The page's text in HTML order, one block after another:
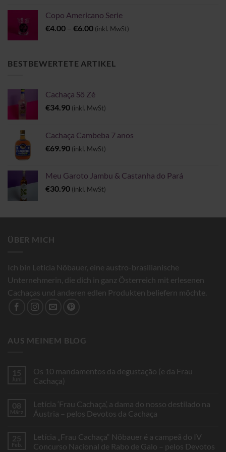
Copo Americano Serie
€4.00 – €6.00Preisspanne:
€6.00
(inkl. MwSt)
BESTBEWERTETE ARTIKEL
Cachaça Sô Zé
€34.90 (inkl. MwSt)
Cachaça Cambeba 7 anos
€69.90 (inkl. MwSt)
Meu Garoto Jambu & Castanha do Pará
€30.90 (inkl. MwSt)
ÜBER MICH
Ich bin Leticia Nöbauer, eine austro-brasilianische
Unternehmerin, die dich in ganz Österreich mit erlesenen
Cachaças und anderen edlen Produkten beliefern möchte.
AUS MEINEM BLOG
15
Juni
Os 10 mandamentos da degustação (e da Frau
Cachaça)
Os
10
degustação
(e
da
08
März
Letícia ‘Frau Cachaça’, a dama do nosso destilado na
Áustria – pelos Devotos da Cachaça
Letícia
‘Frau
25
Feb.
Letícia „Frau Cachaça“ Nöbauer é a campeã do IV
Concurso Nacional de Rabo de Galo – pelos Devotos